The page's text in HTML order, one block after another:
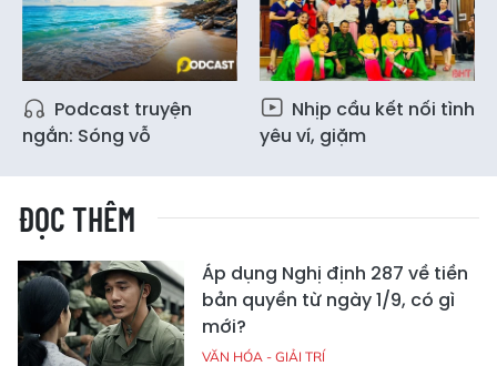
Podcast truyện
ngắn: Sóng vỗ
Nhịp cầu kết nối tình
yêu ví, giặm
ĐỌC THÊM
Áp dụng Nghị định 287 về tiền
bản quyền từ ngày 1/9, có gì
mới?
VĂN HÓA - GIẢI TRÍ